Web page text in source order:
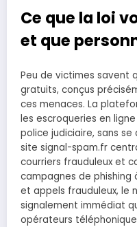
Ce que la loi
et que
Peu de victimes savent
gratuits, conçus
ces menaces. La
les escroqueries en
police judiciaire, sans
site signal-spam.fr
courriers frauduleux et
campagnes de phishing
et appels frauduleux, le
signalement immédiat
opérateurs